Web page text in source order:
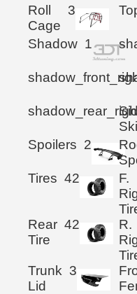
Roll
Cage
3
Shadow 1
Spoilers 2
Tires 42
F.
Rear
Tire
42
R.
Trunk
Lid
3